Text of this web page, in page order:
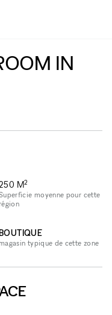
IN
M2
moyenne pour cette
typique de cette zone